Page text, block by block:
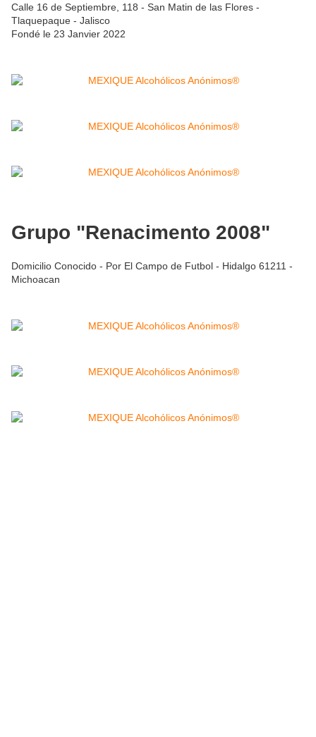
Calle 16 de Septiembre, 118 - San Matin de las Flores -
Tlaquepaque - Jalisco
Fondé le 23 Janvier 2022
Grupo "Renacimento 2008"
Domicilio Conocido - Por El Campo de Futbol - Hidalgo 61211 -
Michoacan